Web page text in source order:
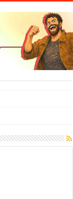
BALL #News